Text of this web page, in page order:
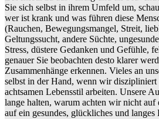
Sie sich selbst in ihrem Umfeld um,
wer ist krank und was führen diese
(Rauchen, Bewegungsmangel, Streit,
Geltungssucht, andere Süchte,
Stress, düstere Gedanken und Gefühle,
genauer Sie beobachten desto klarer
Zusammenhänge erkennen. Vieles an
selbst in der Hand, wenn wir diszipliniert
achtsamen Lebensstil arbeiten. Unsere
lange halten, warum achten wir nicht auf
auf ein gesundes, glückliches und langes